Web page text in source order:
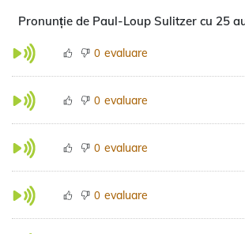
Pronunție de Paul-Loup Sulitzer cu 25
0 evaluare
0 evaluare
0 evaluare
0 evaluare